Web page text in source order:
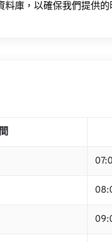
庫，以確保我們提供的